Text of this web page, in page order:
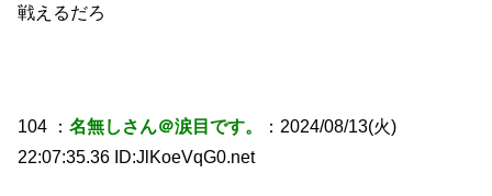
戦えるだろ
104 ：名無しさん＠涙目です。
：2024/08/13(火)
22:07:35.36 ID:JlKoeVqG0.net